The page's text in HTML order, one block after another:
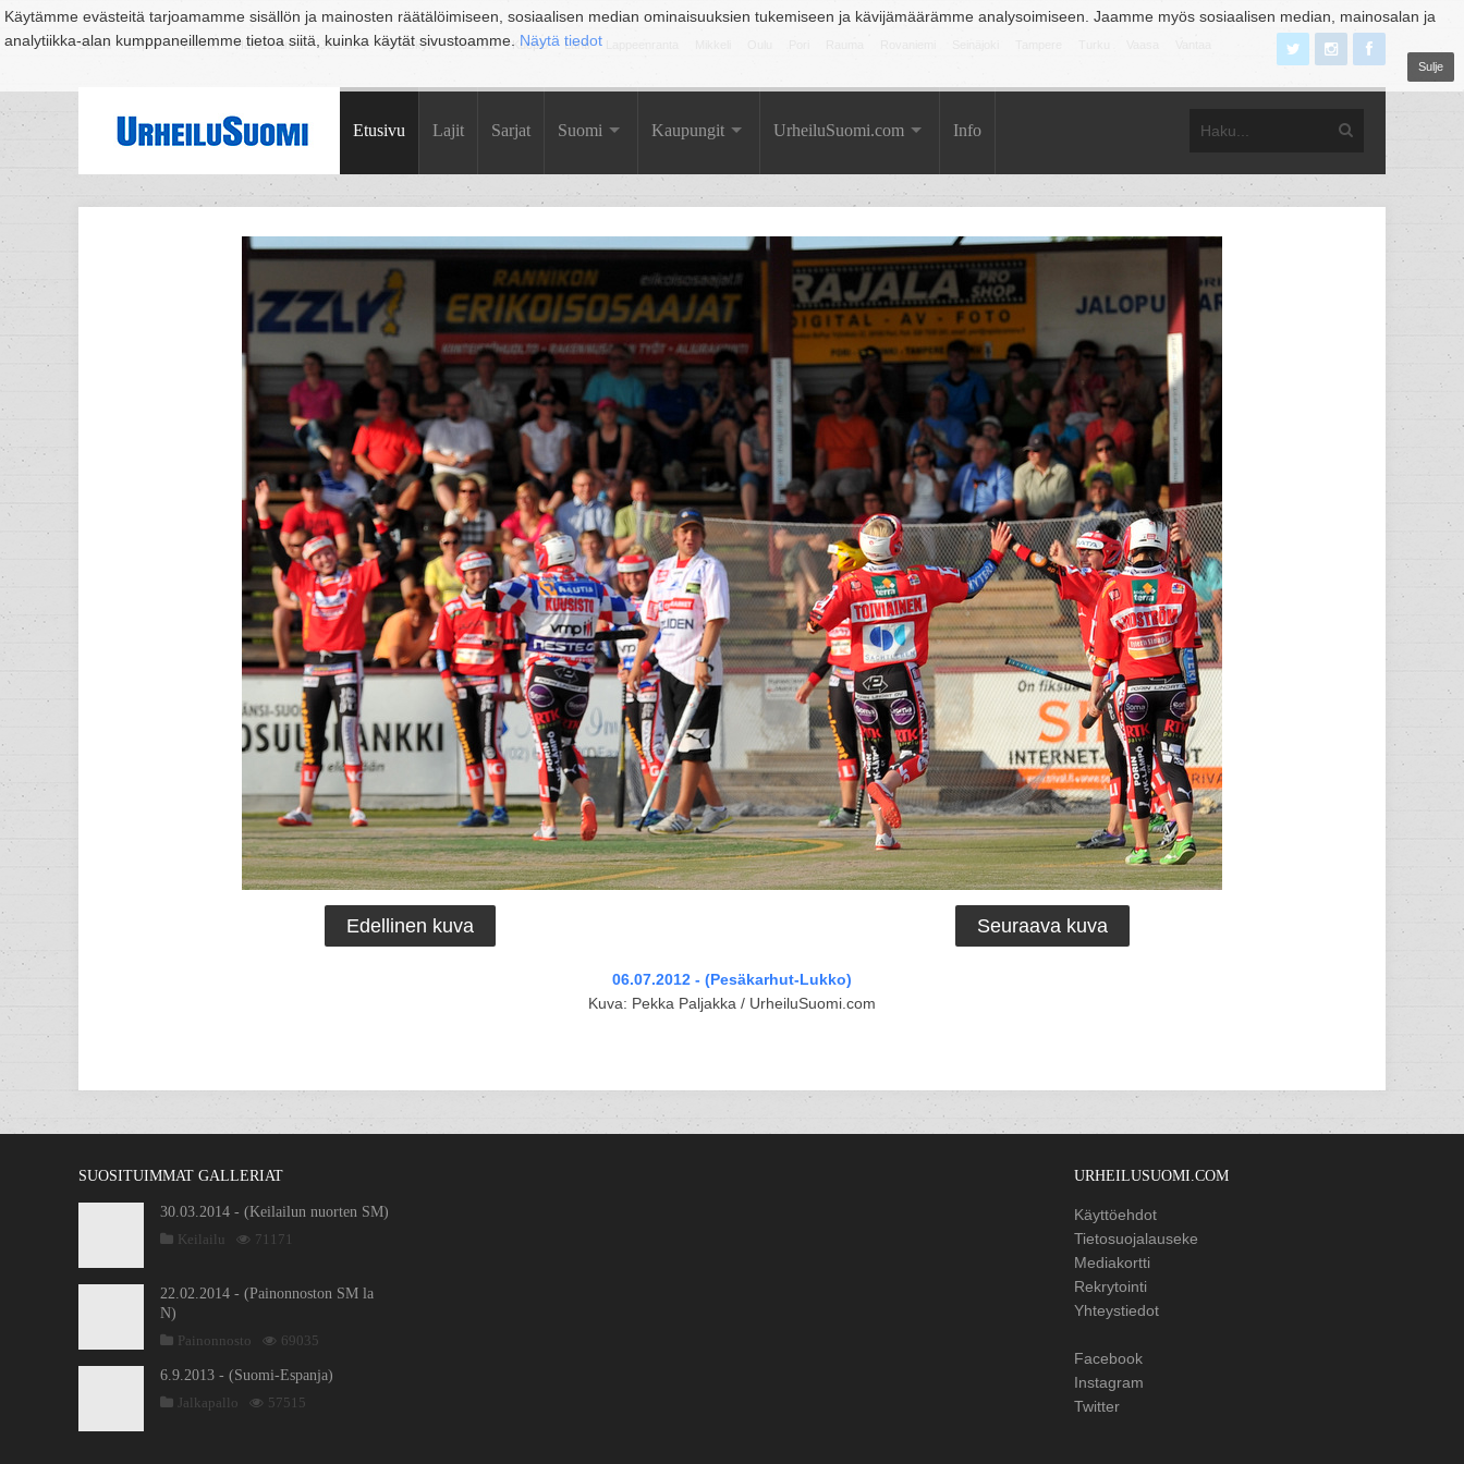
Käytämme evästeitä tarjoamamme sisällön ja mainosten räätälöimiseen, sosiaalisen median ominaisuuksien tukemiseen ja kävijämäärämme analysoimiseen. Jaamme myös sosiaalisen median, mainosalan ja
analytiikka-alan kumppaneillemme tietoa siitä, kuinka käytät sivustoamme. Näytä tiedot
Sulje
Suomi Espoo Helsinki Hämeenlinna Joensuu Jyväskylä Kouvola Kuopio Lahti
Etusivu Lajit Sarjat Suomi Kaupungit UrheiluSuomi.com Info
Edellinen kuva Seuraava kuva
06.07.2012 - (Pesäkarhut-Lukko)
Kuva: Pekka Paljakka / UrheiluSuomi.com
SUOSITUIMMAT GALLERIAT
30.03.2014 - (Keilailun nuorten SM)
Keilailu
71171
22.02.2014 - (Painonnoston SM la
N)
Painonnosto
69035
6.9.2013 - (Suomi-Espanja)
Jalkapallo
57515
URHEILUSUOMI.COM
Käyttöehdot
Tietosuojalauseke
Mediakortti
Rekrytointi
Yhteystiedot
Facebook
Instagram
Twitter